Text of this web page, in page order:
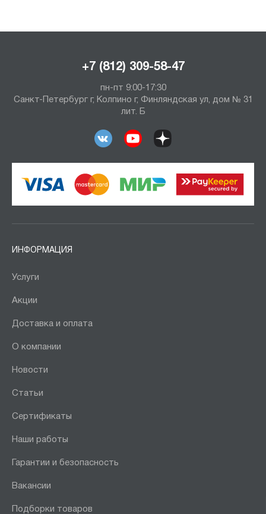
+7 (812) 309-58-47
пн-пт 9:00-17:30
Санкт-Петербург г, Колпино г, Финляндская ул, дом № 31
лит. Б
ИНФОРМАЦИЯ
Услуги
Акции
Доставка и оплата
О компании
Новости
Статьи
Сертификаты
Наши работы
Гарантии и безопасность
Вакансии
Подборки товаров